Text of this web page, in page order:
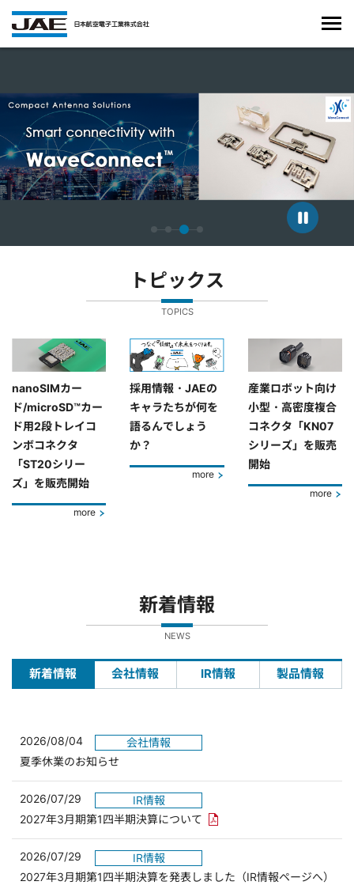
トピックス
TOPICS
nanoSIMカー
ド/microSD™カー
ド用2段トレイコ
ンボコネクタ
「ST20シリー
ズ」を販売開始
more
採用情報・JAEの
キャラたちが何を
語るんでしょう
か？
more
産業ロボット向け
小型・高密度複合
コネクタ「KN07
シリーズ」を販売
開始
more
新着情報
NEWS
新着情報 会社情報 IR情報 製品情報
2026/08/04
会社情報
夏季休業のお知らせ
2026/07/29
IR情報
2027年3月期第1四半期決算について PDFリンクを新しいウィンド
2026/07/29
IR情報
2027年3月期第1四半期決算を発表しました（IR情報ページへ）